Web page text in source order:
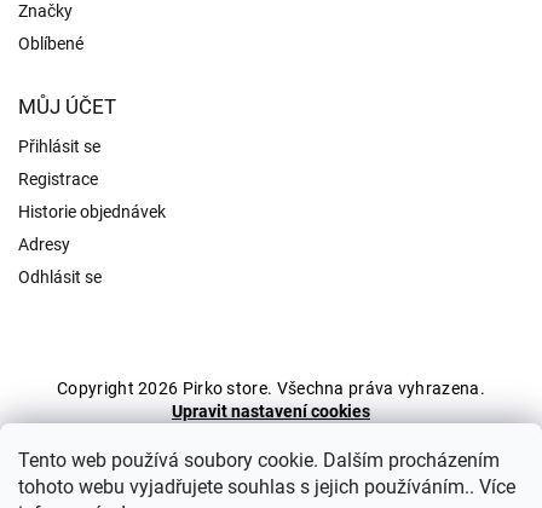
Tento web používá soubory cookie. Dalším procházením
tohoto webu vyjadřujete souhlas s jejich používáním.. Více
Značky
Oblíbené
MŮJ ÚČET
Přihlásit se
Registrace
Historie objednávek
Adresy
Odhlásit se
Copyright 2026 Pirko store. Všechna práva vyhrazena.
Upravit nastavení cookies